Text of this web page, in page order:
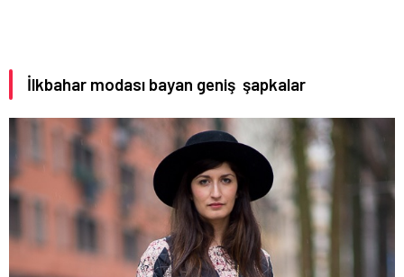
İlkbahar modası bayan geniş şapkalar